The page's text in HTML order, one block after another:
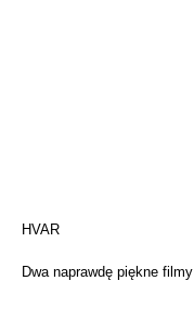
HVAR
Dwa naprawdę piękne filmy